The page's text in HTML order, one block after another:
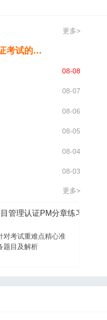
更多>
2026年项目管理认证PM项目管理认证考试的流程（从报名到拿证）
08-08
08-07
08-06
08-05
08-04
08-03
更多>
管理认证PM分章练习册
对考试重难点精心准
题目及解析